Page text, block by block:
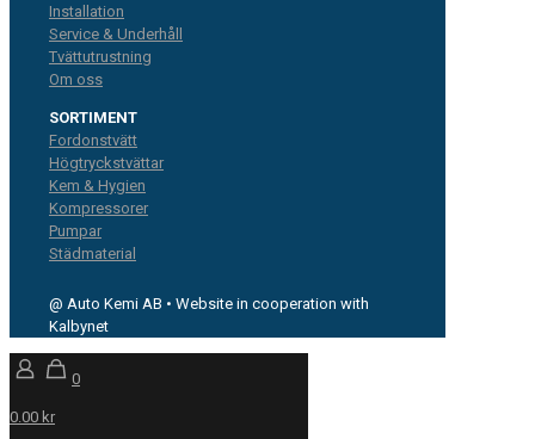
Installation
Service & Underhåll
Tvättutrustning
Om oss
SORTIMENT
Fordonstvätt
Högtryckstvättar
Kem & Hygien
Kompressorer
Pumpar
Städmaterial
@ Auto Kemi AB • Website in cooperation with
Kalbynet
0
0.00 kr